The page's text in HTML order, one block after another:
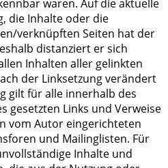
waren. Auf die aktuelle
die Inhalte oder die
verknüpften Seiten hat der
distanziert er sich
Inhalten aller gelinkten
der Linksetzung verändert
gilt für alle innerhalb des
gesetzten Links und Verweise
vom Autor eingerichteten
und Mailinglisten. Für
Inhalte und